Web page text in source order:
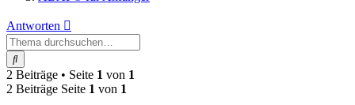
Antworten
Suche
2 Beiträge • Seite 1 von 1
2 Beiträge Seite 1 von 1